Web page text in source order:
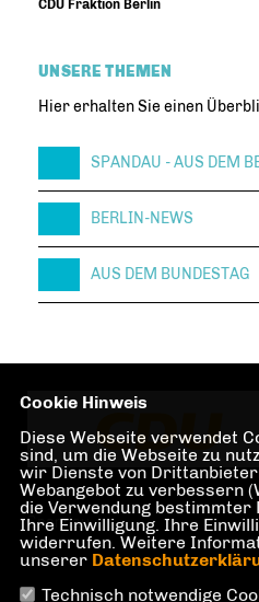
CDU Fraktion Berlin
UNSERE THEMEN
Hier erhalten Sie einen
SPANDAU - AUS DEM
BERLIN-NEWS
AUS DEM BUNDESTAG
Spandau.
Cookie Hinweis
Diese Webseite verwendet
sind, um die Webseite zu
wir Dienste von
Webangebot zu verbessern
die Verwendung bestimmter
Ihre Einwilligung. Ihre
widerrufen. Weitere
unserer
Technisch notwendige